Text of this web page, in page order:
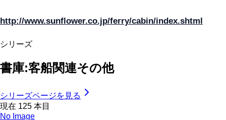
http://www.sunflower.co.jp/ferry/cabin/index.shtml
シリーズ
書庫:客船関連その他
シリーズページを見る
現在 125 本目
No Image